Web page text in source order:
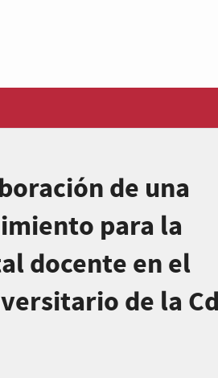
de una
para la
docente en el
de la